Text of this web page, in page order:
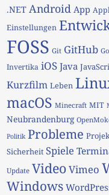
.NET Android App
Einstellungen
FOSS Git GitHub
Invertika iOS Java
Kurzfilm Leben
macOS Minecraft MIT
Neubrandenburg
Politik Probleme
Sicherheit Spiele
Update VideoVimeo
Windows